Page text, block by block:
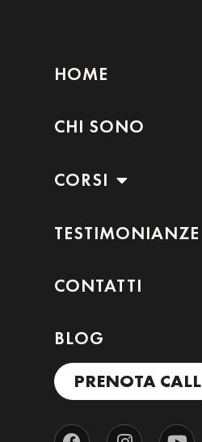
HOME
CHI SONO
CORSI
TESTIMONIANZE
CONTATTI
BLOG
PRENOTA CALL